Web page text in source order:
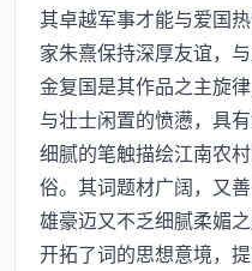
其卓越军事才能与爱国
家朱熹保持深厚友谊，
金复国是其作品之主旋
与壮士闲置的愤懑，具
细腻的笔触描绘江南农
俗。其词题材广阔，又
雄豪迈又不乏细腻柔媚
开拓了词的思想意境，